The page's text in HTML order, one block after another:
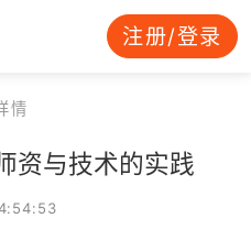
注册/登录
情
资与技术的实践